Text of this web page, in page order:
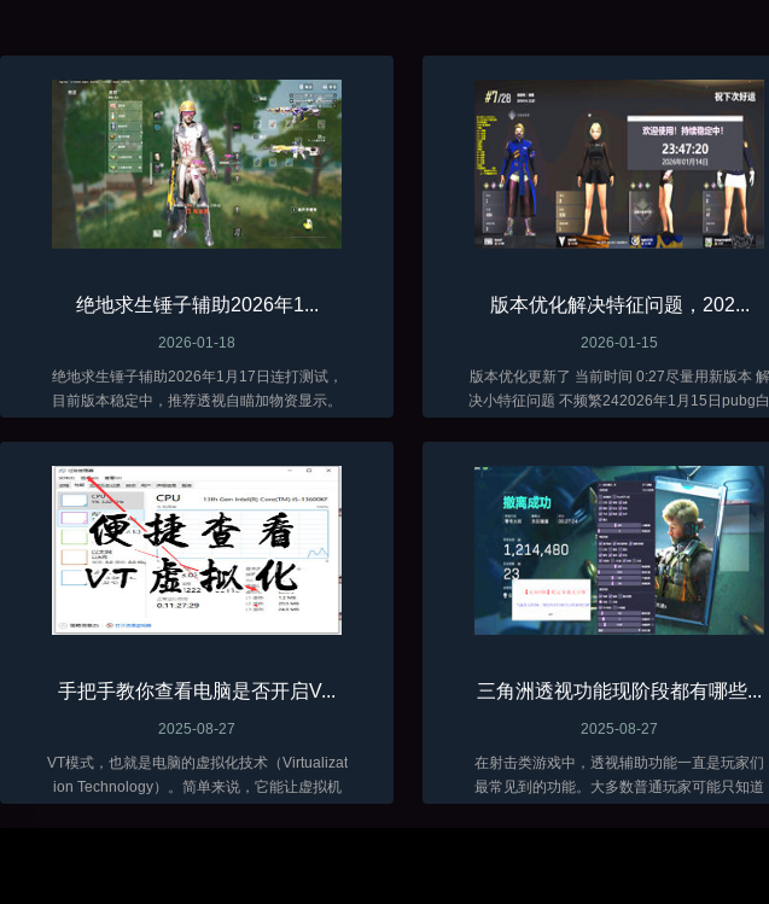
绝地求生锤子辅助2026年1...
2026-01-18
绝地求生锤子辅助2026年1月17日连打测试，
目前版本稳定中，推荐透视自瞄加物资显示。
版本优化解决特征问题，202...
2026-01-15
版本优化更新了 当前时间 0:27尽量用新版本 解
决小特征问题 不频繁242026年1月15日pubg白
手把手教你查看电脑是否开启V...
2025-08-27
VT模式，也就是电脑的虚拟化技术（Virtualizat
ion Technology）。简单来说，它能让虚拟机
三角洲透视功能现阶段都有哪些...
2025-08-27
在射击类游戏中，透视辅助功能一直是玩家们
最常见到的功能。大多数普通玩家可能只知道